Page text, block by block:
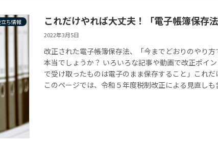
ち情報 これだけやれば大丈夫！「電子帳簿保存法
2022年3月5日
改正された電子帳簿保存法、「今までどおりのやり
本当でしょうか？ いろいろな記事や動画で改正ポイ
で受け取ったものは電子のまま保存すること」これだ
このページでは、令和５年度税制改正による見直し